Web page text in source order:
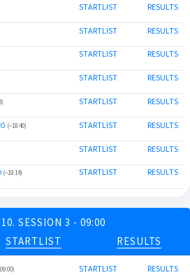
STARTLIST RESULTS
STARTLIST RESULTS
STARTLIST RESULTS
STARTLIST RESULTS
STARTLIST RESULTS
(~18:40)
STARTLIST RESULTS
STARTLIST RESULTS
(~19:14)
STARTLIST RESULTS
SESSION 3 - 09:00
STARTLIST RESULTS
STARTLIST RESULTS